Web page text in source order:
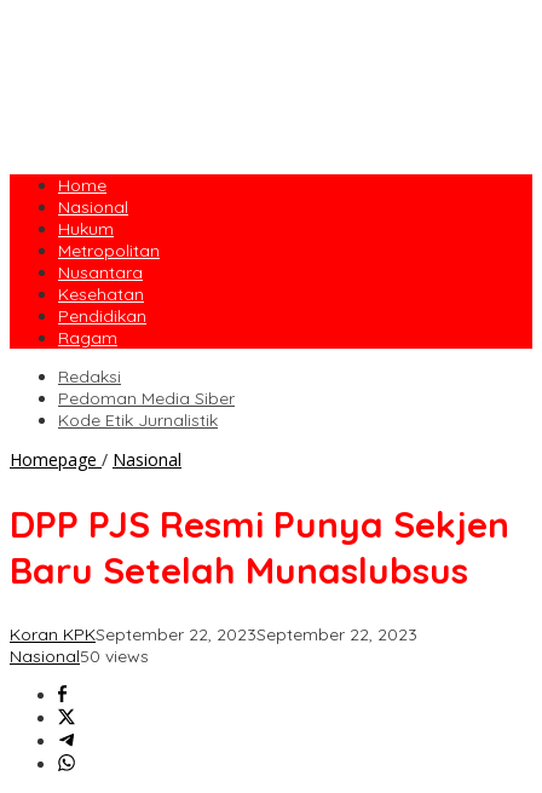
Home
Nasional
Hukum
Metropolitan
Nusantara
Kesehatan
Pendidikan
Ragam
Redaksi
Pedoman Media Siber
Kode Etik Jurnalistik
Homepage / Nasional
Punya
Baru
DPP PJS Resmi Punya Sekjen
Baru Setelah Munaslubsus
Koran KPKSeptember 22, 2023September 22, 2023
Nasional50 views